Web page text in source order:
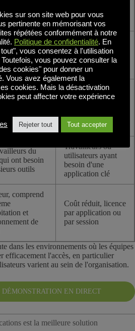
partagent les
ressources backend
des
gérés ou des
Accessible depuis
presque tous les
appareils équipés
d'un navigateur
complète du
mises à
Axé sur les mises à
jour et le contrôle
applications
du
ont besoin
outils
Travailleurs ou
utilisateurs ayant
besoin d'une
application clé
comprend
et
de
Coût réduit, licence
par application ou
par session
dans les environnements où les équipes
efficacement l'accès, en particulier
varient au sein de l'organisation.
EN DIRECT
est la meilleure solution
sur son site web pour vous
pertinente en mémorisant vos
répétées conformément à notre
Politique de confidentialité. En
vous consentez à l'utilisation
vous pouvez consulter la
cookies" pour donner un
Vous avez également la
cookies. Mais la désactivation
peut affecter votre expérience
Rejeter tout Tout accepter